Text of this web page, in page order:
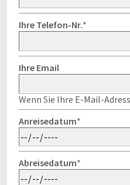
Ihre Telefon-Nr.*
Ihre Email
Wenn Sie Ihre E-Mail-
Anreisedatum*
Abreisedatum*